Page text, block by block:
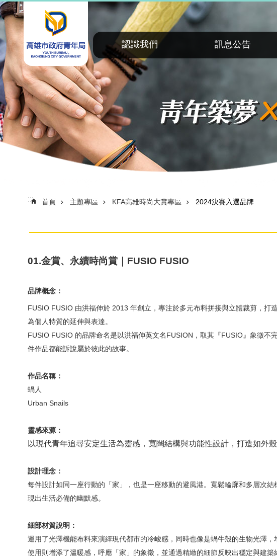
跳到主要內容區塊
認識我們 訊息公告
::: 首頁 主題專區 KFA高雄時尚大賞專區 2024決賽入選品牌
01.金賞、永續時尚賞｜FUSIO FUSIO
品牌概念：
FUSIO FUSIO 由洪福伸於 2013 年創立，專注於多元布料拼接與立體裁剪，
為個人特質的延伸與表達。
FUSIO FUSIO 的品牌命名是以洪福伸英文名FUSION，取其『FUSIO』象徵
件作品都能訴說屬於彼此的故事。
作品名稱：
蝸人
Urban Snails
靈感來源 ：
以現代青年追尋安定生活為靈感，寬闊結構與功能性設計，打造如外
設計理念：
每件設計如同一座行動的「家」，也是一座移動的避風港。寬鬆輪廓和多層次
現出生活必備的幽默感。
細部材質說明：
運用了光澤機能布料來演繹現代都市的冷峻感，同時也像是蝸牛殼的生物光澤
使用則增添了溫暖感，呼應「家」的象徵，並通過精緻的細節反映出穩定與建